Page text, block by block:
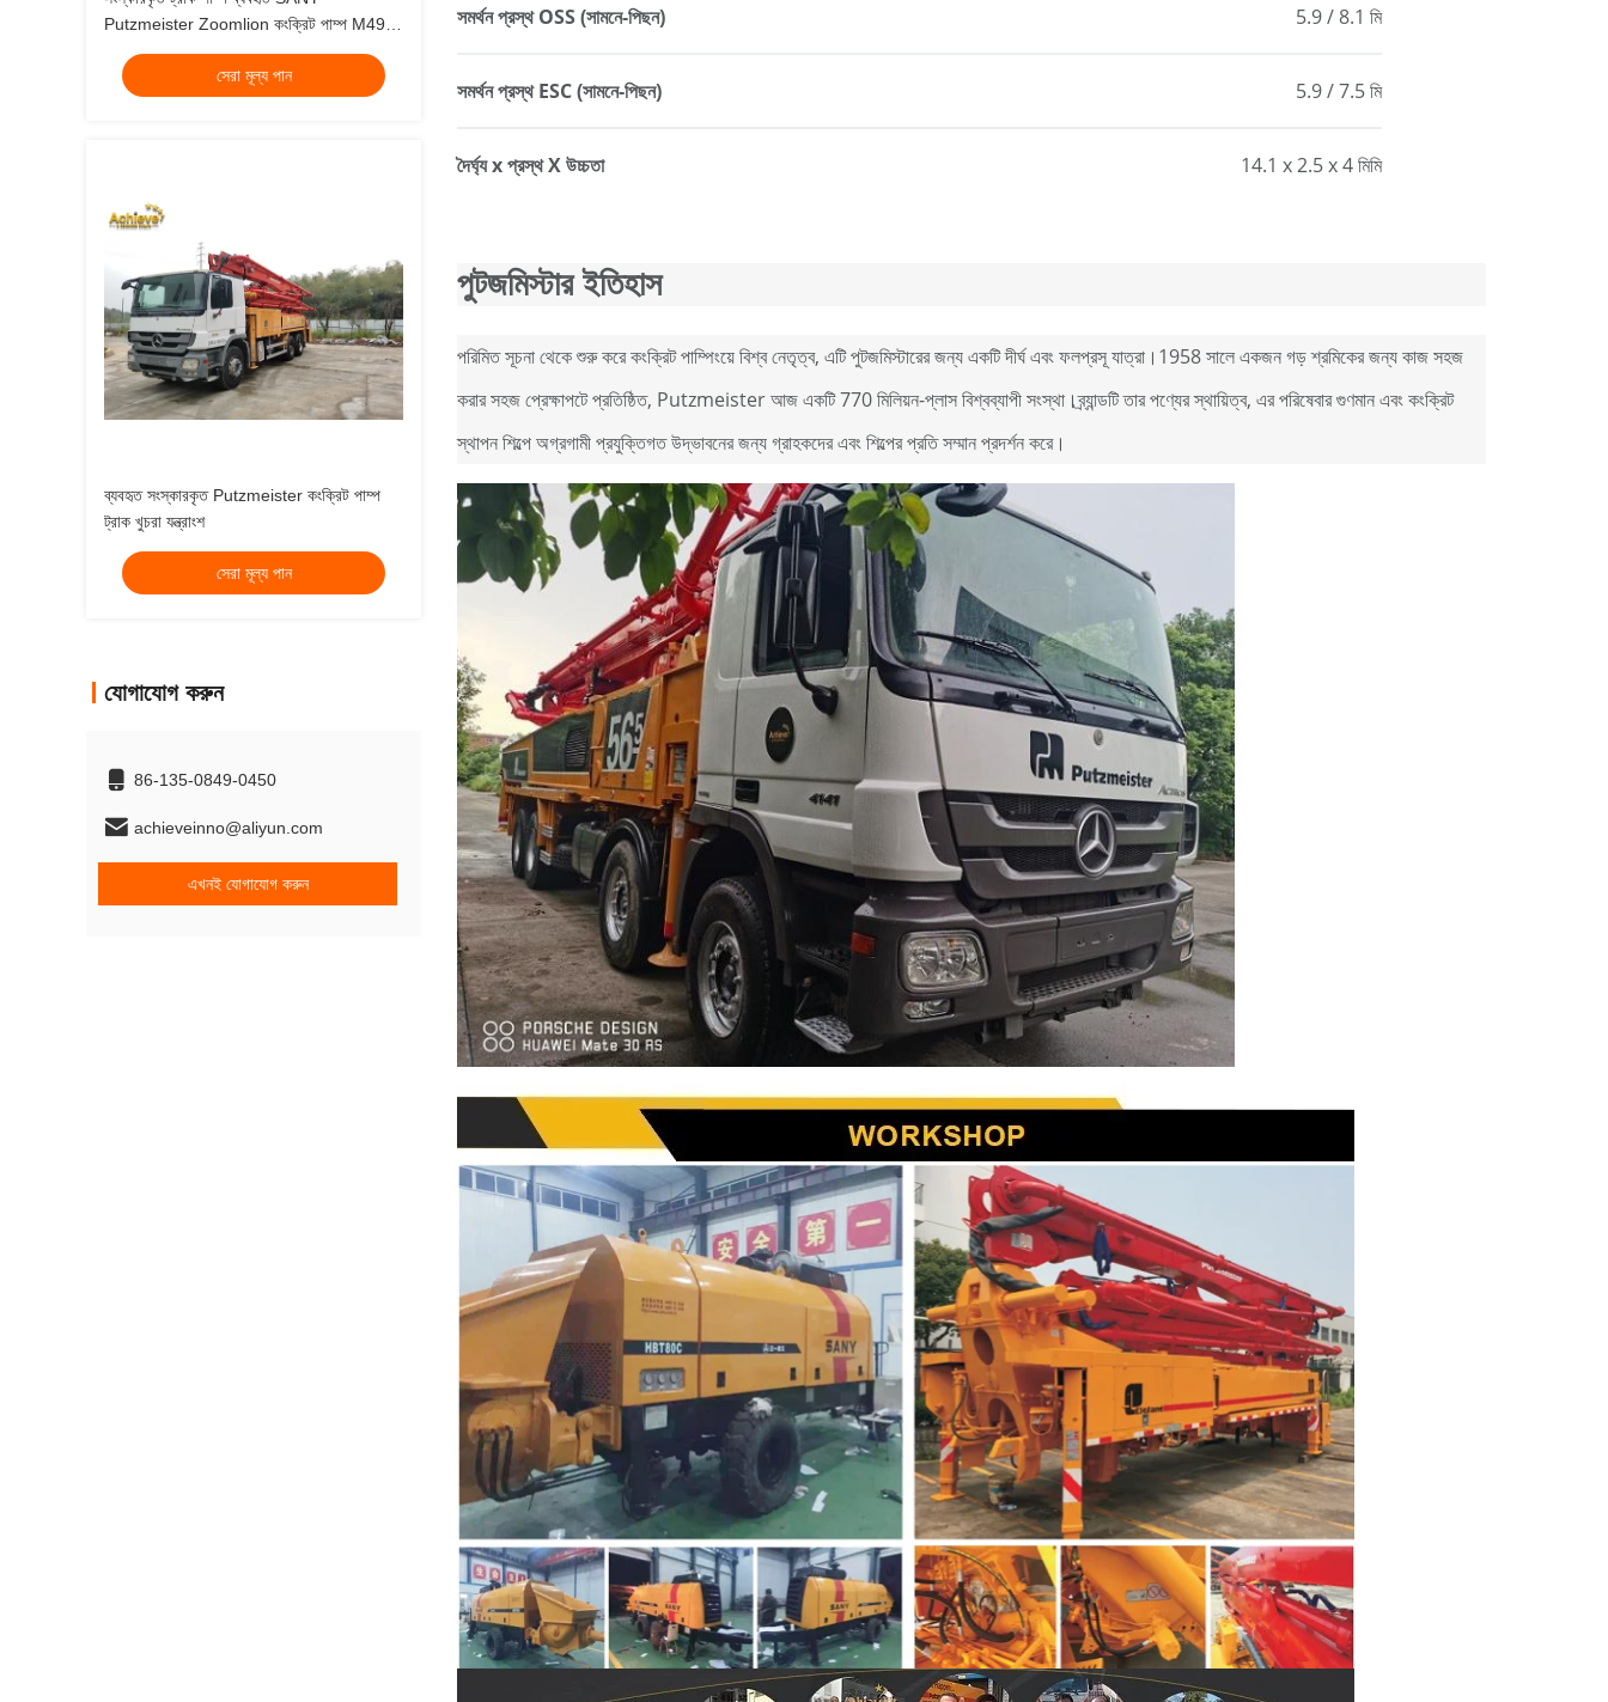
Putzmeister Zoomlion কংক্রিট পাম্প M49-5
সেরা মূল্য পান
ব্যবহৃত সংস্কারকৃত Putzmeister কংক্রিট পাম্প
ট্রাক খুচরা যন্ত্রাংশ
সেরা মূল্য পান
যোগাযোগ করুন
86-135-0849-0450
achieveinno@aliyun.com
এখনই যোগাযোগ করুন
সমর্থন প্রস্থ OSS (সামনে-পিছন) 5.9 / 8.1 মি
সমর্থন প্রস্থ ESC (সামনে-পিছন) 5.9 / 7.5 মি
দৈর্ঘ্য x প্রস্থ X উচ্চতা 14.1 x 2.5 x 4 মিমি
পুটজমিস্টার ইতিহাস
পরিমিত সূচনা থেকে শুরু করে কংক্রিট পাম্পিংয়ে বিশ্ব নেতৃত্ব, এটি পুটজমিস্টারের জন্য একটি দীর্ঘ এবং ফলপ্রসূ যাত্রা।1958 সালে একজন গড় শ্রমিকের জন্য কাজ সহজ
করার সহজ প্রেক্ষাপটে প্রতিষ্ঠিত, Putzmeister আজ একটি 770 মিলিয়ন-প্লাস বিশ্বব্যাপী সংস্থা।ব্র্যান্ডটি তার পণ্যের স্থায়িত্ব, এর পরিষেবার গুণমান এবং কংক্রিট
স্থাপন শিল্পে অগ্রগামী প্রযুক্তিগত উদ্ভাবনের জন্য গ্রাহকদের এবং শিল্পের প্রতি সম্মান প্রদর্শন করে।